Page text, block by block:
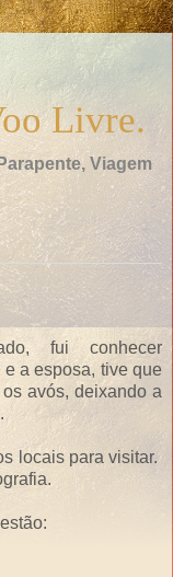
Livre.
Viagem
fui conhecer
a esposa, tive que
avós, deixando a
locais para visitar.